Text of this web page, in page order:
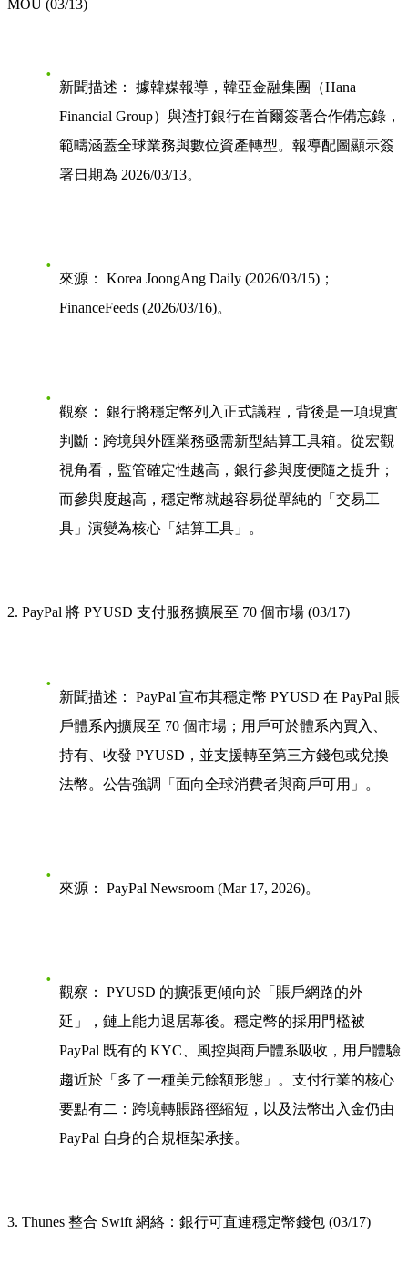
MOU (03/13)
新聞描述：
據韓媒報導，韓亞金融集團（Hana
Financial Group）與渣打銀行在首爾簽署合作備忘錄，
範疇涵蓋全球業務與數位資產轉型。報導配圖顯示簽
署日期為 2026/03/13。
來源：
Korea JoongAng Daily (2026/03/15)；
FinanceFeeds (2026/03/16)。
觀察：
銀行將穩定幣列入正式議程，背後是一項現實
判斷：跨境與外匯業務亟需新型結算工具箱。從宏觀
視角看，監管確定性越高，銀行參與度便隨之提升；
而參與度越高，穩定幣就越容易從單純的「交易工
具」演變為核心「結算工具」。
2. PayPal 將 PYUSD 支付服務擴展至 70 個市場 (03/17)
新聞描述：
PayPal 宣布其穩定幣 PYUSD 在 PayPal 賬
戶體系內擴展至 70 個市場；用戶可於體系內買入、
持有、收發 PYUSD，並支援轉至第三方錢包或兌換
法幣。公告強調「面向全球消費者與商戶可用」。
來源： PayPal Newsroom (Mar 17, 2026)。
觀察：
PYUSD 的擴張更傾向於「賬戶網路的外
延」，鏈上能力退居幕後。穩定幣的採用門檻被
PayPal 既有的 KYC、風控與商戶體系吸收，用戶體驗
趨近於「多了一種美元餘額形態」。支付行業的核心
要點有二：跨境轉賬路徑縮短，以及法幣出入金仍由
PayPal 自身的合規框架承接。
3. Thunes 整合 Swift 網絡：銀行可直連穩定幣錢包 (03/17)